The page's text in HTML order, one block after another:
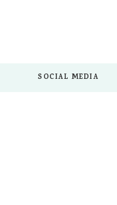
SOCIAL MEDIA